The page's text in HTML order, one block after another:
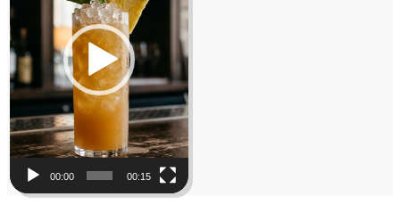
00:00 00:15